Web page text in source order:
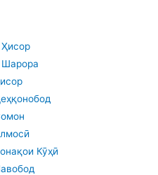
Шарора
Кӯҳӣ